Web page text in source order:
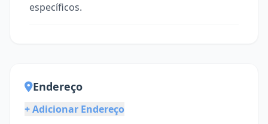
específicos.
Endereço
+ Adicionar Endereço